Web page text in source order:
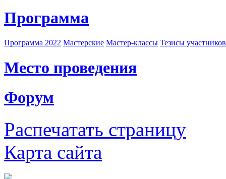
Программа
Программа 2022 Мастерские Мастер-классы Тезисы
Место проведения
Форум
Распечатать страницу
Карта сайта